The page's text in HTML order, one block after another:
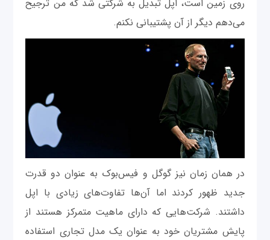
روی زمین است، اپل تبدیل به شرکتی شد که من ترجیح
می‌دهم دیگر از آن پشتیبانی نکنم.
در همان زمان نیز گوگل و فیس‌بوک به عنوان دو قدرت
جدید ظهور کردند اما آن‌ها تفاوت‌های زیادی با اپل
داشتند. شرکت‌هایی که دارای ماهیت متمرکز هستند از
پایش مشتریان خود به عنوان یک مدل تجاری استفاده